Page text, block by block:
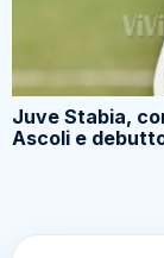
Juve Stabia,
Ascoli e